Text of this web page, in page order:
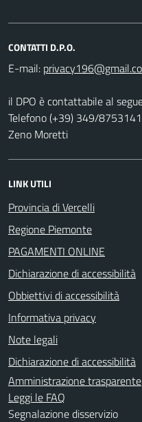
CONTATTI D.P.O.
E-mail:
il DPO è contattabile al
Telefono (+39) 349/8753141
Zeno Moretti
LINK UTILI
Provincia di Vercelli
Regione Piemonte
PAGAMENTI ONLINE
Dichiarazione di accessibilità
Obbiettivi di accessibilità
Informativa privacy
Note legali
Dichiarazione di accessibilità
Amministrazione trasparente
Leggi le FAQ
Segnalazione disservizio